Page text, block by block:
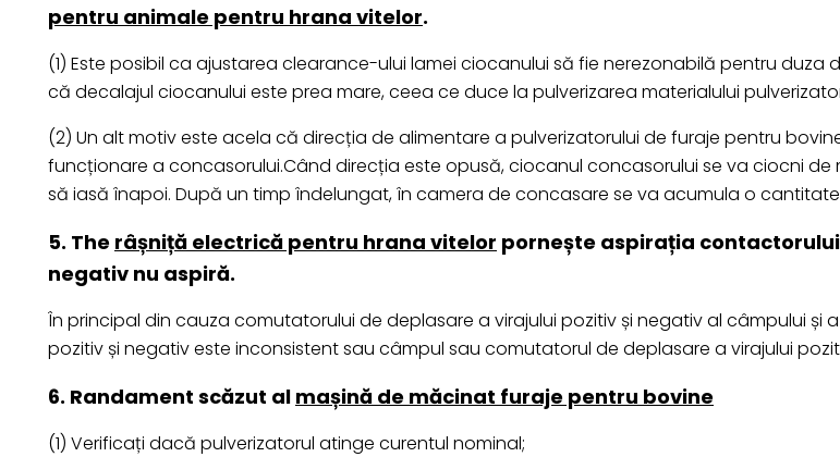
pentru animale pentru hrana vitelor.
(1) Este posibil ca ajustarea clearance-ului lamei ciocanului să fie nerezonabilă pentru
că decalajul ciocanului este prea mare, ceea ce duce la pulverizarea materialului
(2) Un alt motiv este acela că direcția de alimentare a pulverizatorului de furaje pentru
funcționare a concasorului.Când direcția este opusă, ciocanul concasorului se va ciocni
să iasă înapoi. După un timp îndelungat, în camera de concasare se va acumula o
5. The râșniță electrică pentru hrana vitelor pornește aspirația
negativ nu aspiră.
În principal din cauza comutatorului de deplasare a virajului pozitiv și negativ al câmpului
pozitiv și negativ este inconsistent sau câmpul sau comutatorul de deplasare a virajului
6. Randament scăzut al mașină de măcinat furaje pentru bovine
(1) Verificați dacă pulverizatorul atinge curentul nominal;